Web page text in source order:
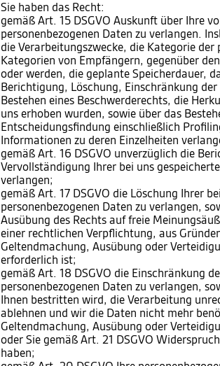
Sie haben das Recht:
gemäß Art. 15 DSGVO Auskunft über Ihre
personenbezogenen Daten zu verlangen.
die Verarbeitungszwecke, die Kategorie der
Kategorien von Empfängern, gegenüber
oder werden, die geplante Speicherdauer,
Berichtigung, Löschung, Einschränkung
Bestehen eines Beschwerderechts, die
uns erhoben wurden, sowie über das
Entscheidungsfindung einschließlich
Informationen zu deren Einzelheiten
gemäß Art. 16 DSGVO unverzüglich die
Vervollständigung Ihrer bei uns
verlangen;
gemäß Art. 17 DSGVO die Löschung Ihrer
personenbezogenen Daten zu verlangen,
Ausübung des Rechts auf freie
einer rechtlichen Verpflichtung, aus
Geltendmachung, Ausübung oder
erforderlich ist;
gemäß Art. 18 DSGVO die Einschränkung
personenbezogenen Daten zu verlangen,
Ihnen bestritten wird, die Verarbeitung
ablehnen und wir die Daten nicht mehr
Geltendmachung, Ausübung oder
oder Sie gemäß Art. 21 DSGVO
haben;